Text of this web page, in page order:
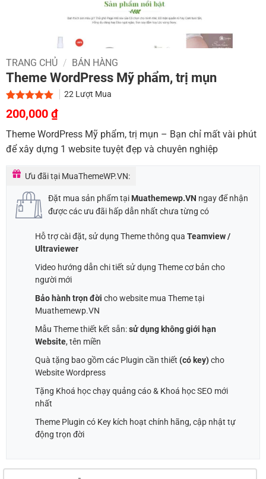
TRANG CHỦ / BÁN HÀNG
Theme WordPress Mỹ phẩm, trị mụn
5.00trên 5
dựa trên
2
22 Lượt Mua
Giá
gốc
là:
1,000,000 ₫.
200,000 ₫Giá
hiện
tại
200,000 ₫.
Theme WordPress Mỹ phẩm, trị mụn – Bạn chỉ mất vài phút
để xây dựng 1 website tuyệt đẹp và chuyên nghiệp
Ưu đãi tại MuaThemeWP.VN:
Đặt mua sản phẩm tại Muathemewp.VN ngay để nhận
được các ưu đãi hấp dẫn nhất chưa từng có
Hỗ trợ cài đặt, sử dụng Theme thông qua Teamview /
Ultraviewer
Video hướng dẫn chi tiết sử dụng Theme cơ bản cho
người mới
Bảo hành trọn đời cho website mua Theme tại
Muathemewp.VN
Mẫu Theme thiết kết sẵn:sử dụng không giới hạn
Website, tên miền
Quà tặng bao gồm các Plugin cần thiết (có key)cho
Website Wordpress
Tặng Khoá học chạy quảng cáo & Khoá học SEO mới
nhất
Theme Plugin có Key kích hoạt chính hãng, cập nhật tự
động trọn đời